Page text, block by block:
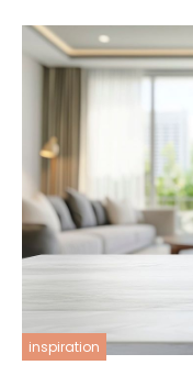
inspiration